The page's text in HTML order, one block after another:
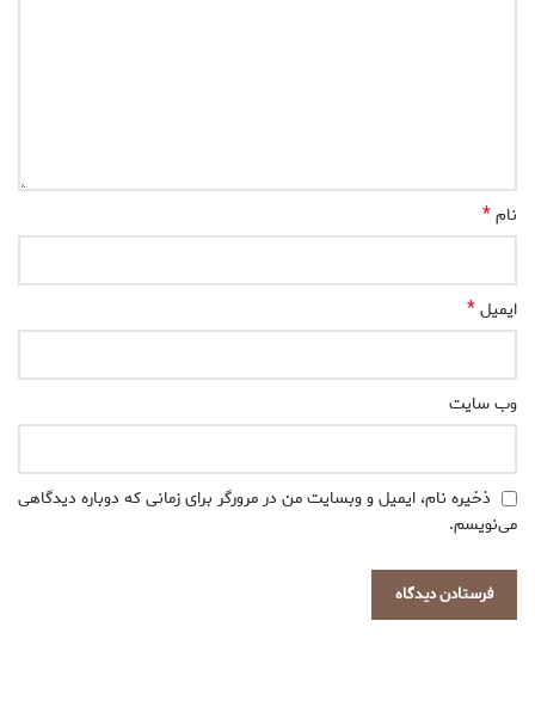
نام*
ایمیل*
وب‌ سایت
ذخیره نام، ایمیل و وبسایت من در مرورگر برای زمانی که دوباره دیدگاهی
می‌نویسم.